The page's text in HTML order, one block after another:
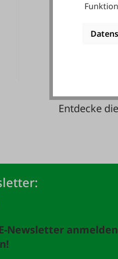
Entdecke
Newsletter